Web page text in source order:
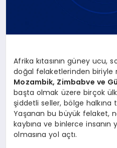
Afrika kıtasının güney ucu,
doğal felaketlerinden biriyle
Mozambik, Zimbabve ve
başta olmak üzere birçok
şiddetli seller, bölge halkına
Yaşanan bu büyük felaket,
kaybına ve binlerce
olmasına yol açtı.